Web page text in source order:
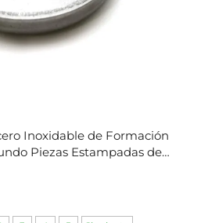
Inoxidable de Formación
Piezas Estampadas de